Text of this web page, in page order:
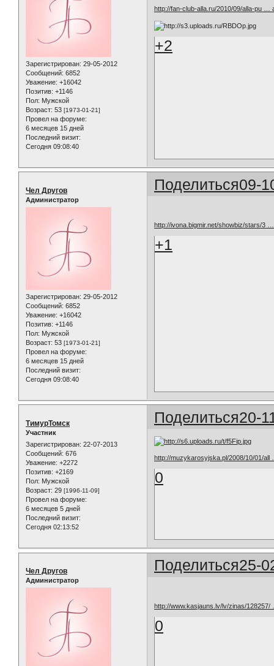
Зарегистрирован: 29-05-2012
Сообщений: 6852
Уважение: +16042
Позитив: +1146
Пол: Мужской
Возраст: 53 [1973-01-21]
Провел на форуме:
6 месяцев 15 дней
Последний визит:
Сегодня 09:08:40
http://fan-club-alla.ru/2010/09/alla-pu …
+2
Поделиться09-
Чел Другов
Администратор
Зарегистрирован: 29-05-2012
Сообщений: 6852
Уважение: +16042
Позитив: +1146
Пол: Мужской
Возраст: 53 [1973-01-21]
Провел на форуме:
6 месяцев 15 дней
Последний визит:
Сегодня 09:08:40
http://ivona.bigmir.net/showbiz/stars/3
+1
Поделиться20-
ТимурТомск
Участник
Зарегистрирован: 22-07-2013
Сообщений: 676
Уважение: +2272
Позитив: +2169
Пол: Мужской
Возраст: 29 [1996-11-09]
Провел на форуме:
6 месяцев 5 дней
Последний визит:
Сегодня 02:13:52
http://muzykarosyjska.pl/2008/10/01/all
0
Поделиться25-
Чел Другов
Администратор
http://www.kasjauns.lv/lv/zinas/
0